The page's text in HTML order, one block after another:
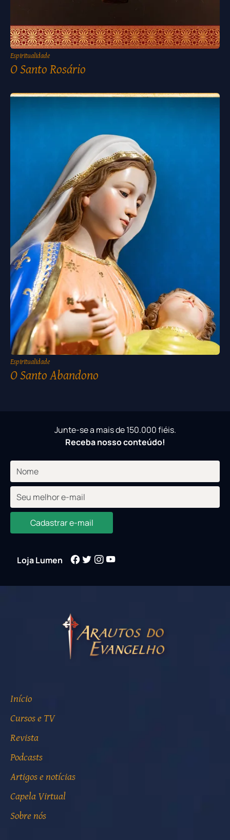
Espiritualidade
O Santo Rosário
Espiritualidade
O Santo Abandono
Junte-se a mais de 150.000 fiéis.
Receba nosso conteúdo!
Cadastrar e-mail
Loja Lumen
Início
Cursos e TV
Revista
Podcasts
Artigos e notícias
Capela Virtual
Sobre nós